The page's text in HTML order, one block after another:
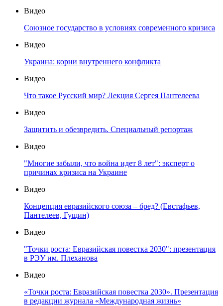
Видео
Союзное государство в условиях современного кризиса
Видео
Украина: корни внутреннего конфликта
Видео
Что такое Русский мир? Лекция Сергея Пантелеева
Видео
Защитить и обезвредить. Специальный репортаж
Видео
"Многие забыли, что война идет 8 лет": эксперт о
причинах кризиса на Украине
Видео
Концепция евразийского союза – бред? (Евстафьев,
Пантелеев, Гущин)
Видео
"Точки роста: Евразийская повестка 2030": презентация
в РЭУ им. Плеханова
Видео
«Точки роста: Евразийская повестка 2030». Презентация
в редакции журнала «Международная жизнь»